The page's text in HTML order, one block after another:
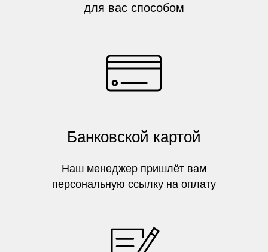
для вас способом
Банковской картой
Наш менеджер пришлёт вам
персональную ссылку на оплату